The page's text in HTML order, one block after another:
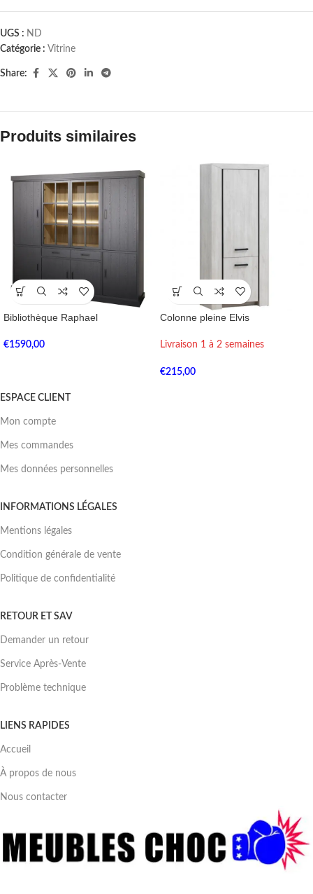
UGS : ND
Catégorie : Vitrine
Share:
Produits similaires
Bibliothèque Raphael
€1590,00
Colonne pleine Elvis
Livraison 1 à 2 semaines
€215,00
ESPACE CLIENT
Mon compte
Mes commandes
Mes données personnelles
INFORMATIONS LÉGALES
Mentions légales
Condition générale de vente
Politique de confidentialité
RETOUR ET SAV
Demander un retour
Service Après-Vente
Problème technique
LIENS RAPIDES
Accueil
À propos de nous
Nous contacter